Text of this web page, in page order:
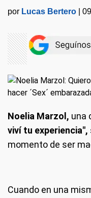
por Lucas Bertero
Noelia Marzol, una
viví tu experiencia",
momento de ser
Cuando en una